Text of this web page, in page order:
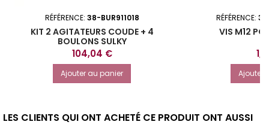
RÉFÉRENCE: 38-BUR911018
KIT 2 AGITATEURS COUDE + 4
BOULONS SULKY
Prix
104,04 €
Ajouter au panier
RÉFÉRENCE:
VIS M12
Ajouter
LES CLIENTS QUI ONT ACHETÉ CE PRODUIT ONT AUSSI